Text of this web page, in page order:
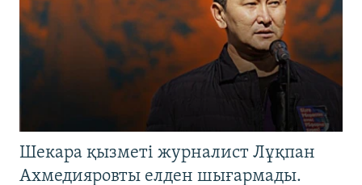
Шекара қызметі журналист Лұқпан
Ахмедияровты елден шығармады.